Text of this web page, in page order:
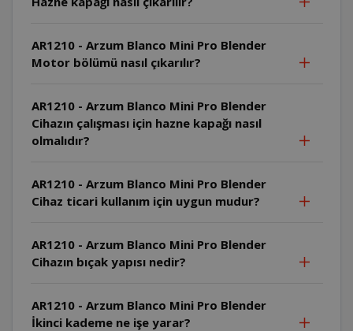
AR1210 - Arzum Blanco Mini Pro Blender
Motor bölümü nasıl çıkarılır?
AR1210 - Arzum Blanco Mini Pro Blender
Cihazın çalışması için hazne kapağı nasıl
olmalıdır?
AR1210 - Arzum Blanco Mini Pro Blender
Cihaz ticari kullanım için uygun mudur?
AR1210 - Arzum Blanco Mini Pro Blender
Cihazın bıçak yapısı nedir?
AR1210 - Arzum Blanco Mini Pro Blender
İkinci kademe ne işe yarar?